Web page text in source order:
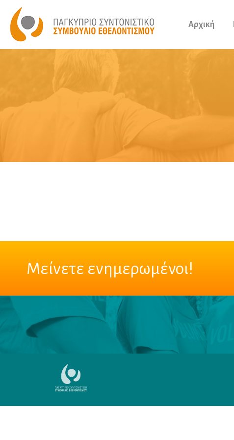
Αρχική
Μείνετε ενημερωμένοι!